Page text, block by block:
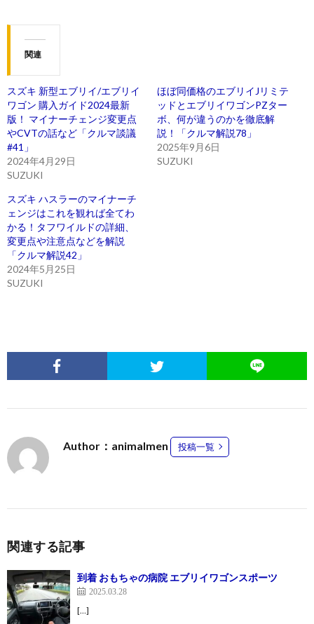
関連
スズキ 新型エブリイ/エブリイ
ワゴン 購入ガイド2024最新
版！ マイナーチェンジ変更点
やCVTの話など「クルマ談議
#41」
2024年4月29日
SUZUKI
ほぼ同価格のエブリイJリミテ
ッドとエブリイワゴンPZター
ボ、何が違うのかを徹底解
説！「クルマ解説78」
2025年9月6日
SUZUKI
スズキ ハスラーのマイナーチ
ェンジはこれを観れば全てわ
かる！タフワイルドの詳細、
変更点や注意点などを解説
「クルマ解説42」
2024年5月25日
SUZUKI
Author：animalmen 投稿一覧
関連する記事
到着 おもちゃの病院 エブリイワゴンスポーツ
2025.03.28
[…]